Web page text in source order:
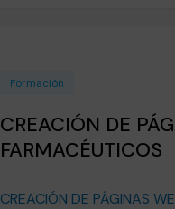
Formación
CREACIÓN DE
FARMACÉUTICOS
CREACIÓN DE PÁGINAS